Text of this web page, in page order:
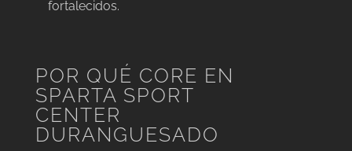
fortalecidos.
POR QUÉ CORE EN
SPARTA SPORT
CENTER
DURANGUESADO